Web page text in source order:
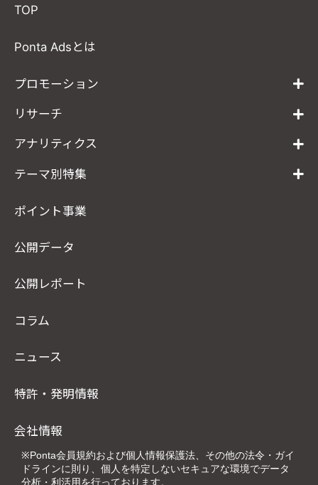
TOP
Ponta Adsとは
プロモーション
リサーチ
アナリティクス
テーマ別特集
ポイント事業
公開データ
公開レポート
コラム
ニュース
特許・発明情報
会社情報
※Ponta会員規約および個人情報保護法、その他の法令・ガイ
ドラインに則り、個人を特定しないセキュアな環境でデータ
分析・利活用を行っております。